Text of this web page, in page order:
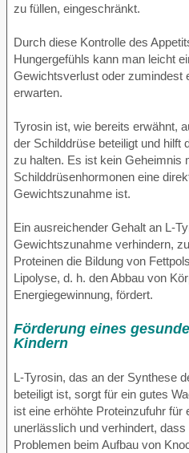
zu füllen, eingeschränkt.
Durch diese Kontrolle des
Hungergefühls kann man leicht
Gewichtsverlust oder zumindest
erwarten.
Tyrosin ist, wie bereits erwähnt,
der Schilddrüse beteiligt und hilft
zu halten. Es ist kein Geheimnis
Schilddrüsenhormonen eine
Gewichtszunahme ist.
Ein ausreichender Gehalt an L-
Gewichtszunahme verhindern,
Proteinen die Bildung von
Lipolyse, d. h. den Abbau von
Energiegewinnung, fördert.
Förderung eines
Kindern
L-Tyrosin, das an der Synthese
beteiligt ist, sorgt für ein gutes
ist eine erhöhte Proteinzufuhr für
unerlässlich und verhindert,
Problemen beim Aufbau von